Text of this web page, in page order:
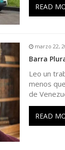
READ
marzo 22,
Barra
Leo un
menos
de
READ